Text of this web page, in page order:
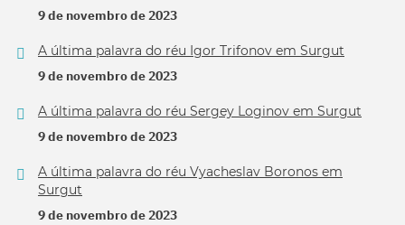
9 de novembro de 2023
A última palavra do réu Igor Trifonov em Surgut
9 de novembro de 2023
A última palavra do réu Sergey Loginov em Surgut
9 de novembro de 2023
A última palavra do réu Vyacheslav Boronos em
Surgut
9 de novembro de 2023